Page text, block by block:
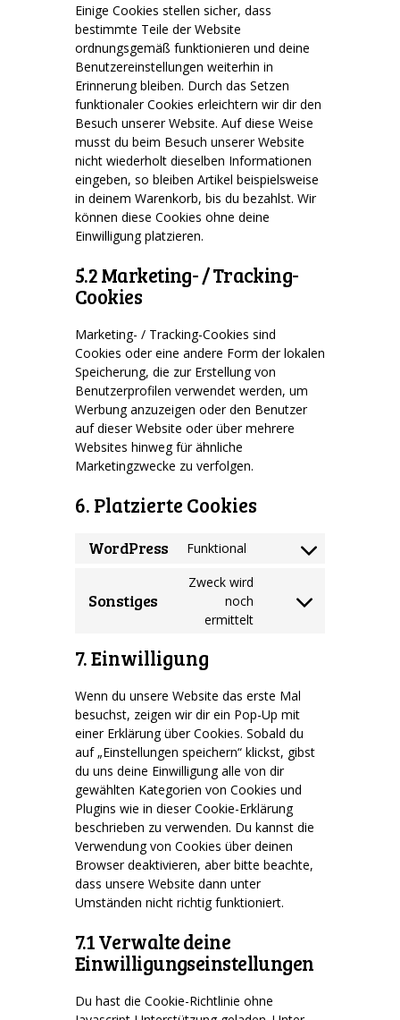
Einige Cookies stellen sicher, dass
bestimmte Teile der Website
ordnungsgemäß funktionieren und deine
Benutzereinstellungen weiterhin in
Erinnerung bleiben. Durch das Setzen
funktionaler Cookies erleichtern wir dir den
Besuch unserer Website. Auf diese Weise
musst du beim Besuch unserer Website
nicht wiederholt dieselben Informationen
eingeben, so bleiben Artikel beispielsweise
in deinem Warenkorb, bis du bezahlst. Wir
können diese Cookies ohne deine
Einwilligung platzieren.
5.2 Marketing- / Tracking-
Cookies
Marketing- / Tracking-Cookies sind
Cookies oder eine andere Form der lokalen
Speicherung, die zur Erstellung von
Benutzerprofilen verwendet werden, um
Werbung anzuzeigen oder den Benutzer
auf dieser Website oder über mehrere
Websites hinweg für ähnliche
Marketingzwecke zu verfolgen.
6. Platzierte Cookies
WordPress Funktional
Consent
service
wordpress
Sonstiges
Zweck wird
noch
ermittelt
Consent
7. Einwilligung
Wenn du unsere Website das erste Mal
besuchst, zeigen wir dir ein Pop-Up mit
einer Erklärung über Cookies. Sobald du
auf „Einstellungen speichern“ klickst, gibst
du uns deine Einwilligung alle von dir
gewählten Kategorien von Cookies und
Plugins wie in dieser Cookie-Erklärung
beschrieben zu verwenden. Du kannst die
Verwendung von Cookies über deinen
Browser deaktivieren, aber bitte beachte,
dass unsere Website dann unter
Umständen nicht richtig funktioniert.
7.1 Verwalte deine
Einwilligungseinstellungen
Du hast die Cookie-Richtlinie ohne